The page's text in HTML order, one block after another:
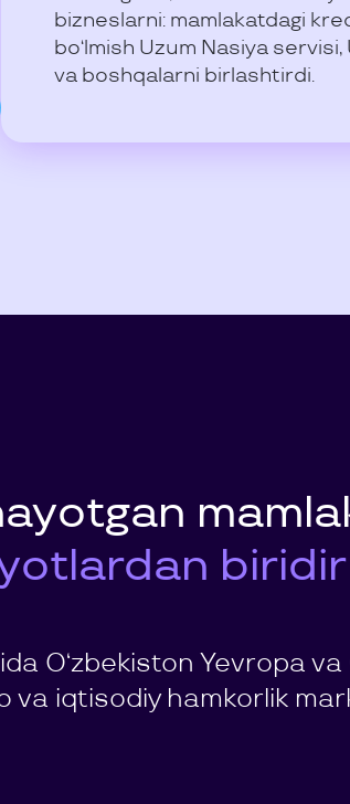
bizneslarni: mamlakatdagi
bo‘lmish Uzum Nasiya
va boshqalarni birlashtirdi.
biridir
O‘zbekiston Yevropa
va iqtisodiy hamkorlik